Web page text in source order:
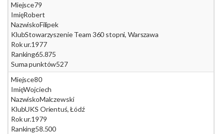
Miejsce79
ImięRobert
NazwiskoFilipek
KlubStowarzyszenie Team 360 stopni, Warszawa
Rok ur.1977
Ranking65.875
Suma punktów527
Miejsce80
ImięWojciech
NazwiskoMalczewski
KlubUKS Orientuś, Łódź
Rok ur.1979
Ranking58.500